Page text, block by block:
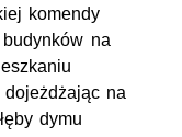
komendy
na
na
dymu